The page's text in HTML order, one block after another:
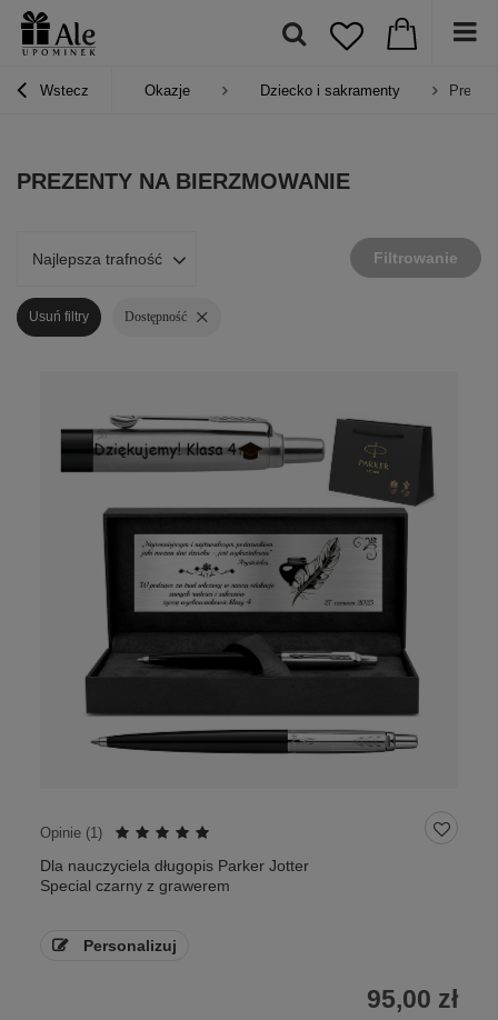
Wstecz Okazje Dziecko i sakramenty
PREZENTY NA BIERZMOWANIE
Najlepsza trafność Filtrowanie
Usuń filtry Dostępność
Opinie (1)
Dla nauczyciela długopis Parker Jotter
Special czarny z grawerem
Personalizuj
95,00 zł